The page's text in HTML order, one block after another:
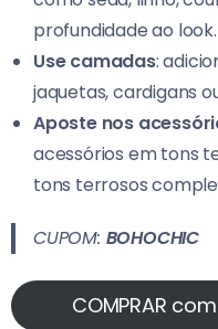
profundidade ao look.
Use camadas:
jaquetas, cardigans
Aposte nos
acessórios em tons
tons terrosos
CUPOM: BOHOCHIC
COMPRAR